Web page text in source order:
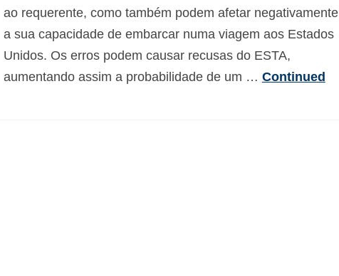
ao requerente, como também podem afetar negativamente
a sua capacidade de embarcar numa viagem aos Estados
Unidos. Os erros podem causar recusas do ESTA,
aumentando assim a probabilidade de um … Continued